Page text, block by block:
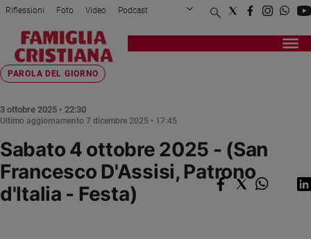
Attualità
Italia
Politica
Mondo
Economia
e
giustizia
Riflessioni Foto Video Podcast
Privacy Policy Chi siamo
Registrati Redazione
Home page> Fede e spiritualità
PAROLA DEL GIORNO
Sabato 4 ottobre 2025 - (San
Francesco D'Assisi, Patrono
d'Italia - Festa)
3 ottobre 2025 • 22:30
Ultimo aggiornamento 7 dicembre 2025 • 17:45